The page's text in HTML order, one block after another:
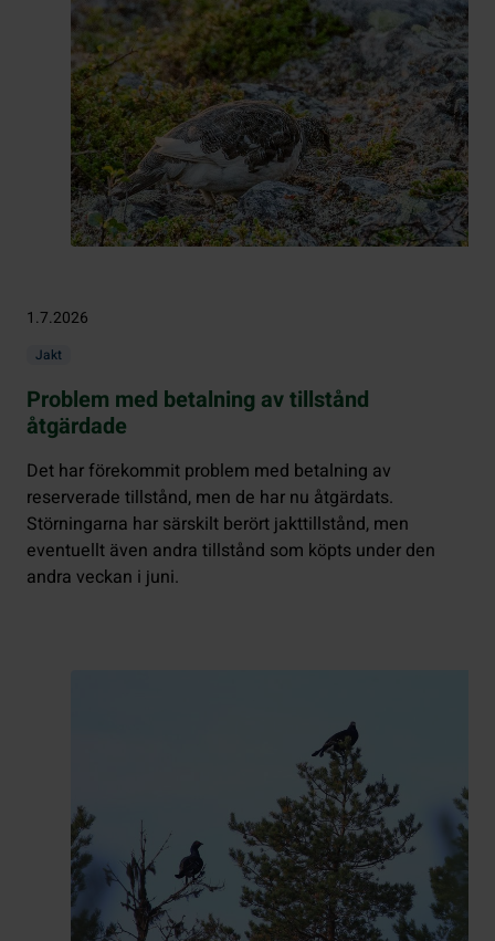
1.7.2026
Jakt
Problem med betalning av tillstånd
åtgärdade
Det har förekommit problem med betalning av
reserverade tillstånd, men de har nu åtgärdats.
Störningarna har särskilt berört jakttillstånd, men
eventuellt även andra tillstånd som köpts under den
andra veckan i juni.